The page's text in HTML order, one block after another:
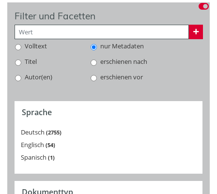
Filter und Facetten
Volltext
nur Metadaten
Titel
erschienen nach
Autor(en)
erschienen vor
Sprache
Deutsch 2755
Englisch 54
Spanisch 1